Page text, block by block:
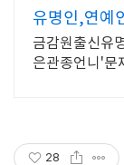
유명인,연예
금감원출신유
은관종언니'문
28